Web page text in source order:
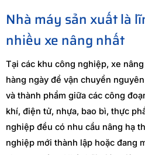
Nhà máy sản xuất là
nhiều xe nâng nhất
Tại các khu công nghiệp, xe
hàng ngày để vận chuyển
và thành phẩm giữa các công
khí, điện tử, nhựa, bao bì, thực
nghiệp đều có nhu cầu nâng hạ
nghiệp mới thành lập hoặc đang